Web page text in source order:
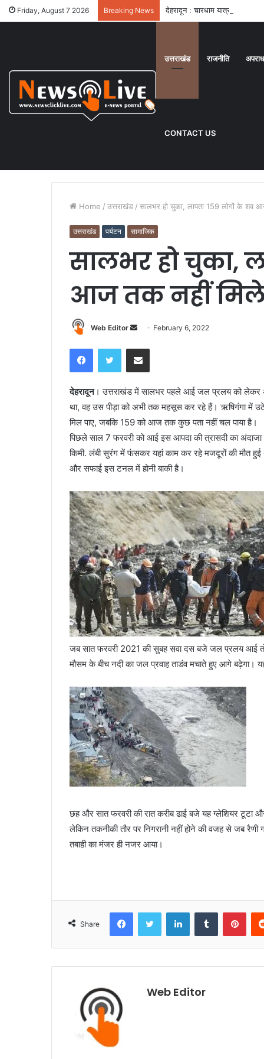
Friday, August 7 2026 Breaking News देहरादून : चारधाम यात्रा को सुगम
उत्तराखंड राजनीति अपराध
CONTACT US
Home / उत्तराखंड / सालभर हो चुका, लापता 159 लोगों के शव
उत्तराखंड पर्यटन सामाजिक
सालभर हो चुका,
आज तक नहीं
Web Editor
n
d
e
m
a
i
l
February 6, 2022
देहरादून। उत्तराखंड में सालभर पहले आई जल प्रलय को लेकर
था, वह उस पीड़ा को अभी तक महसूस कर रहे हैं। ऋषिगंगा में
मिल पाए, जबकि 159 को आज तक कुछ पता नहीं चल पाया है।
पिछले साल 7 फरवरी को आई इस आपदा की त्रासदी का अंदाजा
किमी. लंबी सुरंग में फंसकर यहां काम कर रहे मजदूरों की मौत
और सफाई इस टनल में होनी बाकी है।
जब सात फरवरी 2021 की सुबह सवा दस बजे जल प्रलय आई
मौसम के बीच नदी का जल प्रवाह ताडंव मचाते हुए आगे बढ़ेगा।
छह और सात फरवरी की रात करीब ढाई बजे यह ग्लेशियर
लेकिन तकनीकी तौर पर निगरानी नहीं होने की वजह से जब रैणी
तबाही का मंजर ही नजर आया।
Share
Web Editor